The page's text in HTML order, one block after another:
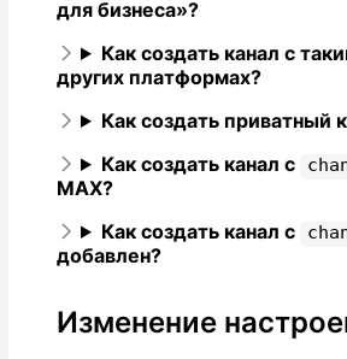
для бизнеса»?
Как создать канал с
других платформах?
Как создать приватный
Как создать канал с
МАХ?
Как создать канал с
добавлен?
Изменение